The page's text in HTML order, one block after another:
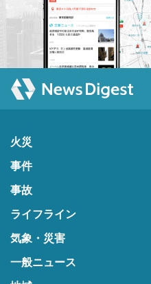
火災
事件
事故
ライフライン
気象・災害
一般ニュース